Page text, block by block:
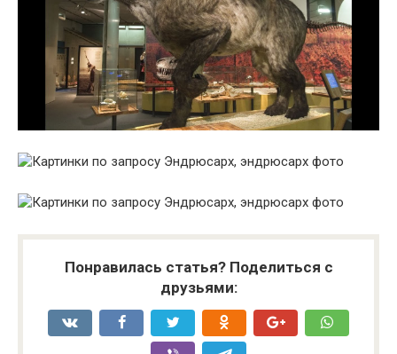
Понравилась статья? Поделиться с
друзьями: